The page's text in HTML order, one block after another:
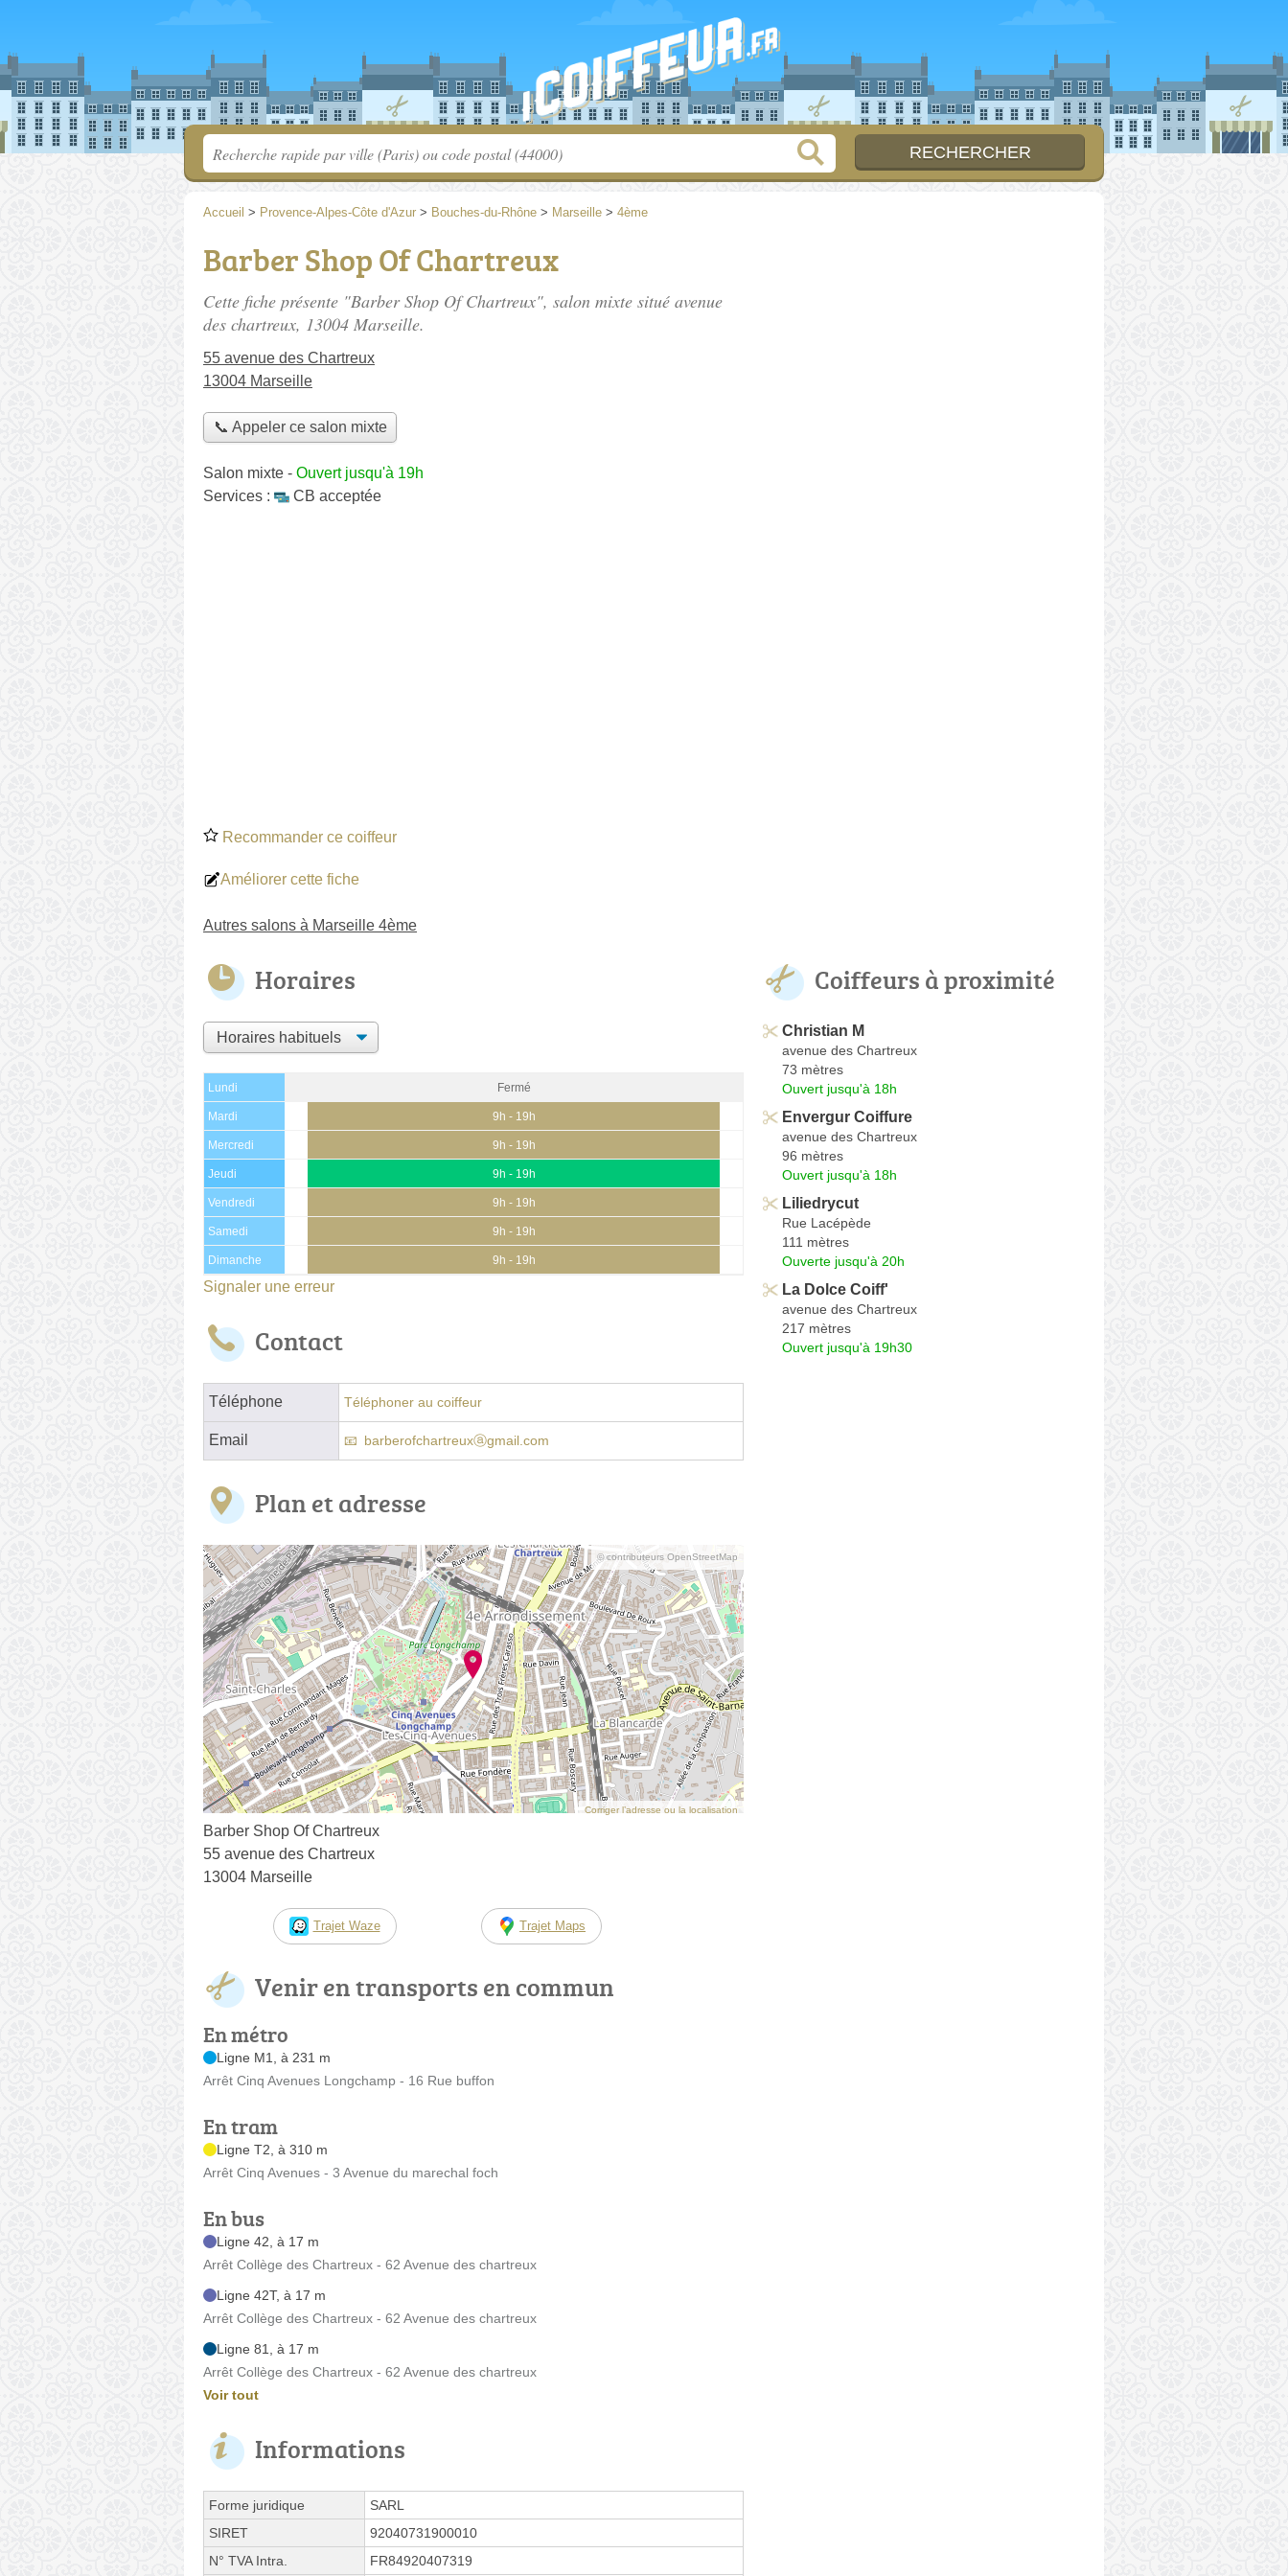
Accueil > Provence-Alpes-Côte d'Azur > Bouches-du-Rhône > Marseille > 4ème
Barber Shop Of Chartreux
Cette fiche présente "Barber Shop Of Chartreux", salon mixte situé avenue
des chartreux, 13004 Marseille.
55 avenue des Chartreux
13004 Marseille
📞 Appeler ce salon mixte
Salon mixte - Ouvert jusqu'à 19h
Services :
CB acceptée
Recommander ce coiffeur
Améliorer cette fiche
Autres salons à Marseille 4ème
Horaires
Lundi Fermé
Mardi 9h - 19h
Mercredi 9h - 19h
Jeudi 9h - 19h
Vendredi 9h - 19h
Samedi 9h - 19h
Dimanche 9h - 19h
Signaler une erreur
Contact
Téléphone Téléphoner au coiffeur
Email barberofchartreuxⓐgmail.com
Plan et adresse
© contributeurs OpenStreetMap
Corriger l’adresse ou la localisation
Barber Shop Of Chartreux
55 avenue des Chartreux
13004 Marseille
Trajet Waze Trajet Maps
Venir en transports en commun
En métro
Ligne M1, à 231 m
Arrêt Cinq Avenues Longchamp - 16 Rue buffon
En tram
Ligne T2, à 310 m
Arrêt Cinq Avenues - 3 Avenue du marechal foch
En bus
Ligne 42, à 17 m
Arrêt Collège des Chartreux - 62 Avenue des chartreux
Ligne 42T, à 17 m
Arrêt Collège des Chartreux - 62 Avenue des chartreux
Ligne 81, à 17 m
Arrêt Collège des Chartreux - 62 Avenue des chartreux
Voir tout
Informations
Forme juridique
SARL
SIRET
92040731900010
N° TVA Intra.
FR84920407319
Coiffeurs à proximité
Christian M
avenue des Chartreux
73 mètres
Ouvert jusqu'à 18h
Envergur Coiffure
avenue des Chartreux
96 mètres
Ouvert jusqu'à 18h
Liliedrycut
Rue Lacépède
111 mètres
Ouverte jusqu'à 20h
La Dolce Coiff'
avenue des Chartreux
217 mètres
Ouvert jusqu'à 19h30